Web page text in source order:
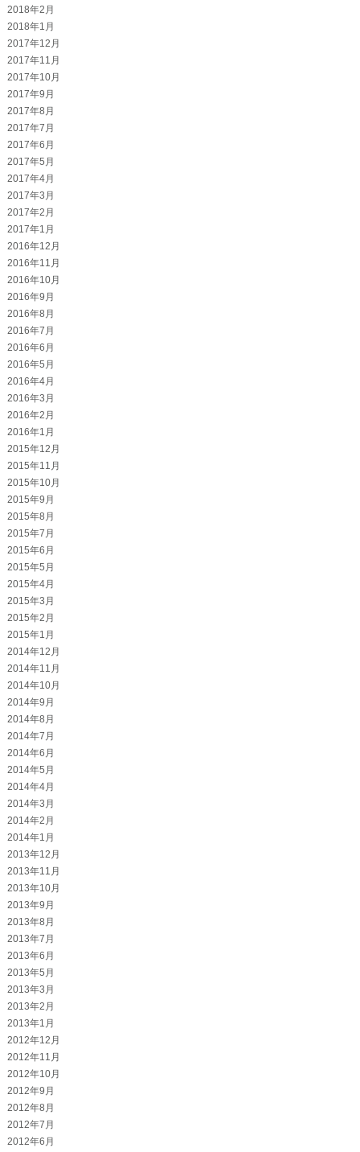
2018年2月
2018年1月
2017年12月
2017年11月
2017年10月
2017年9月
2017年8月
2017年7月
2017年6月
2017年5月
2017年4月
2017年3月
2017年2月
2017年1月
2016年12月
2016年11月
2016年10月
2016年9月
2016年8月
2016年7月
2016年6月
2016年5月
2016年4月
2016年3月
2016年2月
2016年1月
2015年12月
2015年11月
2015年10月
2015年9月
2015年8月
2015年7月
2015年6月
2015年5月
2015年4月
2015年3月
2015年2月
2015年1月
2014年12月
2014年11月
2014年10月
2014年9月
2014年8月
2014年7月
2014年6月
2014年5月
2014年4月
2014年3月
2014年2月
2014年1月
2013年12月
2013年11月
2013年10月
2013年9月
2013年8月
2013年7月
2013年6月
2013年5月
2013年3月
2013年2月
2013年1月
2012年12月
2012年11月
2012年10月
2012年9月
2012年8月
2012年7月
2012年6月